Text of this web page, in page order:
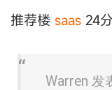
推荐楼 saas 24
Warren 发